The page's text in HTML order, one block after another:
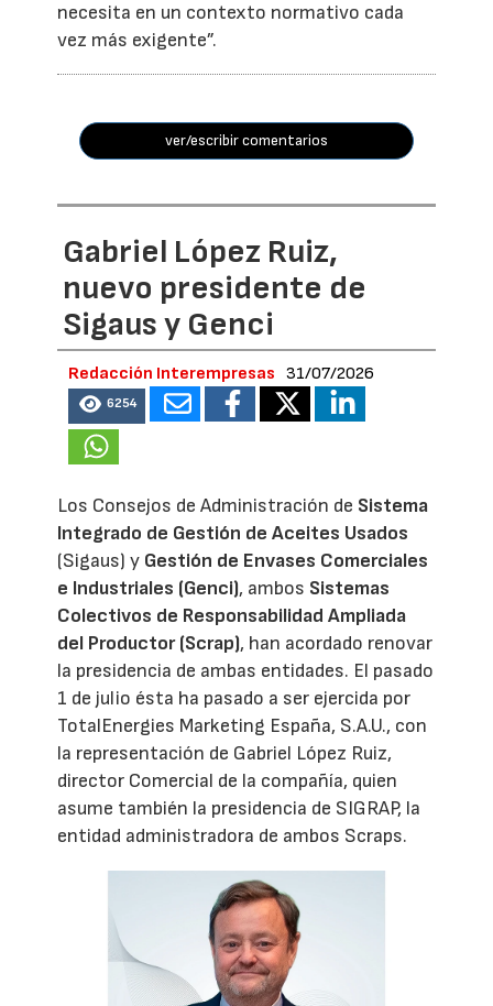
necesita en un contexto normativo cada
vez más exigente”.
ver/escribir comentarios
Gabriel López Ruiz,
nuevo presidente de
Sigaus y Genci
Redacción Interempresas 31/07/2026
6254
Los Consejos de Administración de Sistema
Integrado de Gestión de Aceites Usados
(Sigaus) y Gestión de Envases Comerciales
e Industriales (Genci), ambos Sistemas
Colectivos de Responsabilidad Ampliada
del Productor (Scrap), han acordado renovar
la presidencia de ambas entidades. El pasado
1 de julio ésta ha pasado a ser ejercida por
TotalEnergies Marketing España, S.A.U., con
la representación de Gabriel López Ruiz,
director Comercial de la compañía, quien
asume también la presidencia de SIGRAP, la
entidad administradora de ambos Scraps.